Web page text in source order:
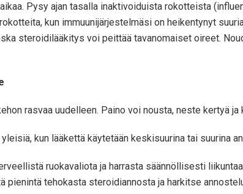
Pysy ajan tasalla inaktivoiduista rokotteista
kun immuunijärjestelmäsi on heikentynyt
steroidilääkitys voi peittää tavanomaiset oireet.
rasvaa uudelleen. Paino voi nousta, neste kertyä
kun lääkettä käytetään keskisuurina tai suurina
ruokavaliota ja harrasta säännöllisesti
pienintä tehokasta steroidiannosta ja harkitse